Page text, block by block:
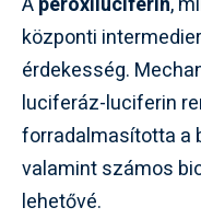
központi
érdekesség.
luciferáz-luciferin
forradalmasította a
valamint számos
lehetővé.